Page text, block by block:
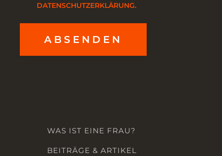
DATENSCHUTZERKLÄRUNG.
ABSENDEN
WAS IST EINE FRAU?
BEITRÄGE & ARTIKEL